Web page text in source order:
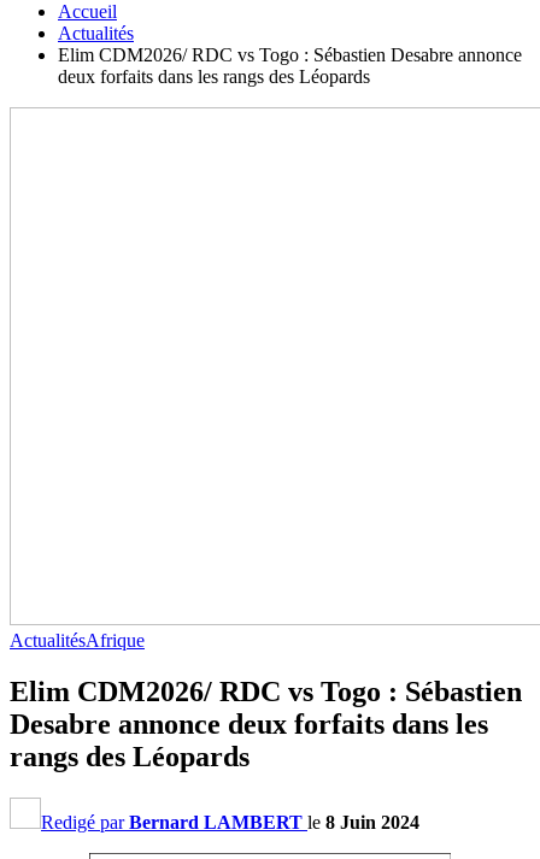
Accueil
Actualités
Elim CDM2026/ RDC vs Togo : Sébastien Desabre annonce
deux forfaits dans les rangs des Léopards
ActualitésAfrique
Elim CDM2026/ RDC vs Togo : Sébastien
Desabre annonce deux forfaits dans les
rangs des Léopards
Redigé parBernard LAMBERT le 8 Juin 2024